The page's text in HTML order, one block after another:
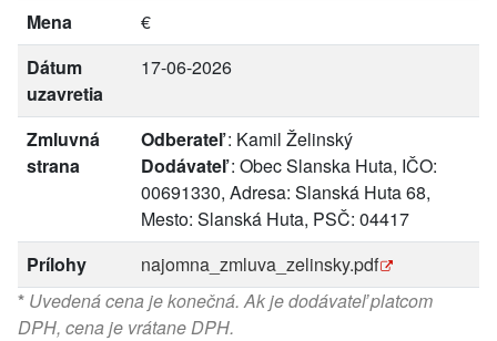
Mena
€
Dátum
uzavretia
17-06-2026
Zmluvná
strana
Odberateľ: Kamil Želinský
Dodávateľ: Obec Slanska Huta, IČO:
00691330, Adresa: Slanská Huta 68,
Mesto: Slanská Huta, PSČ: 04417
Prílohy
najomna_zmluva_zelinsky.pdf
* Uvedená cena je konečná. Ak je dodávateľ platcom
DPH, cena je vrátane DPH.